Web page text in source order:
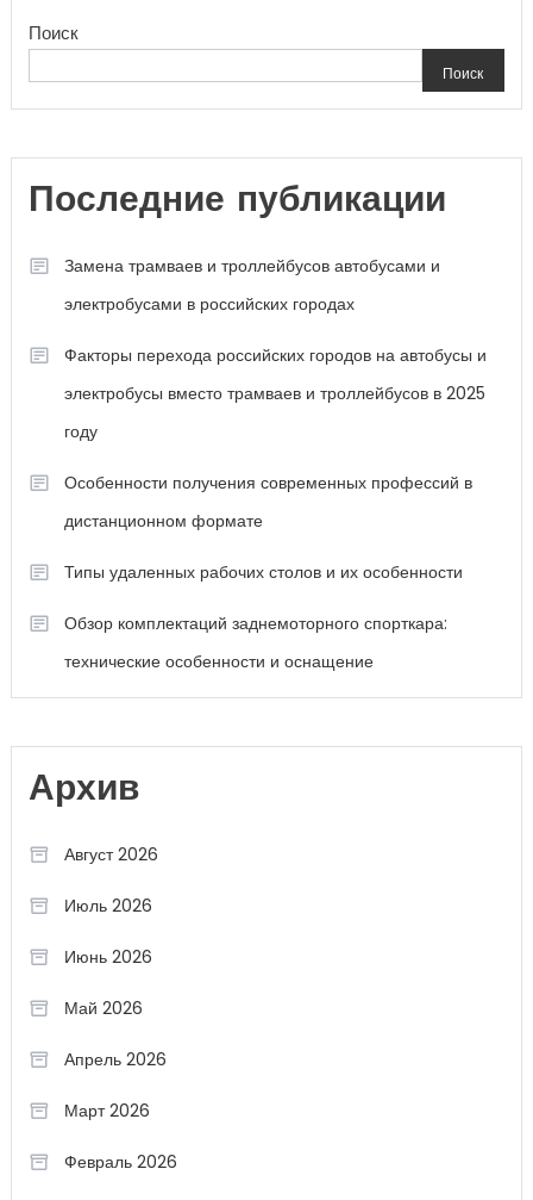
Поиск
Поиск
Последние публикации
Замена трамваев и троллейбусов автобусами и
электробусами в российских городах
Факторы перехода российских городов на автобусы и
электробусы вместо трамваев и троллейбусов в 2025
году
Особенности получения современных профессий в
дистанционном формате
Типы удаленных рабочих столов и их особенности
Обзор комплектаций заднемоторного спорткара:
технические особенности и оснащение
Архив
Август 2026
Июль 2026
Июнь 2026
Май 2026
Апрель 2026
Март 2026
Февраль 2026